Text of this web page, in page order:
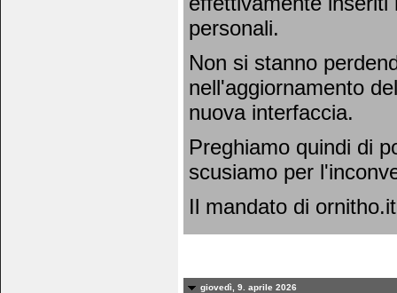
personali.
Non si stanno
nell'aggiornamento
nuova interfaccia.
Preghiamo quindi di
scusiamo per
Il mandato di ornitho.it
giovedì, 9. aprile 2026